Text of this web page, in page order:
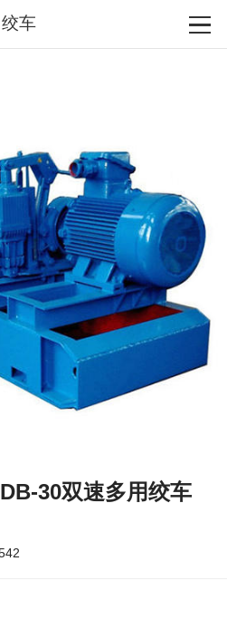
绞车
登录
30双速多用绞车